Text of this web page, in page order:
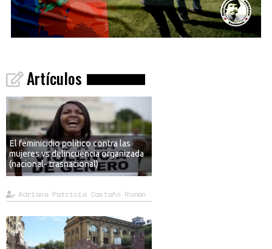
Artículos
El feminicidio político contra las
mujeres vs delincuencia organizada
(nacional- trasnacional)
Adriana Patricia Castaño Román